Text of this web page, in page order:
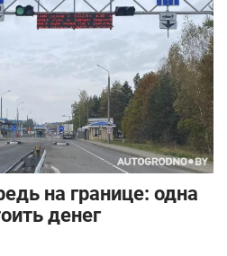
на границе: одна
денег